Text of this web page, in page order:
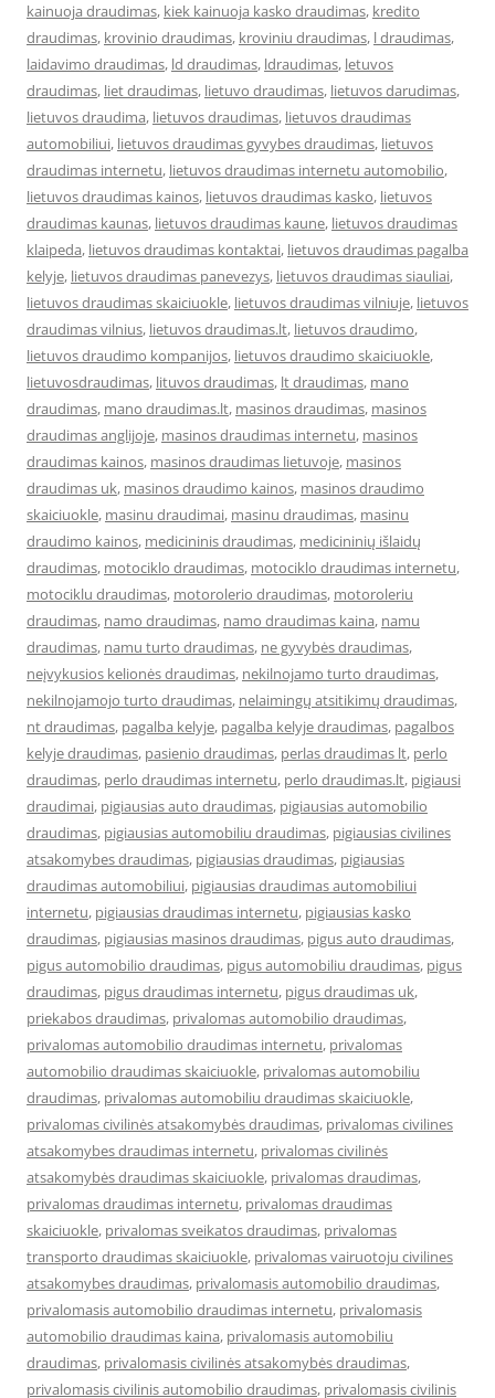
kainuoja draudimas, kiek kainuoja kasko draudimas, kredito
draudimas, krovinio draudimas, kroviniu draudimas, l draudimas,
laidavimo draudimas, ld draudimas, ldraudimas, letuvos
draudimas, liet draudimas, lietuvo draudimas, lietuvos darudimas,
lietuvos draudima, lietuvos draudimas, lietuvos draudimas
automobiliui, lietuvos draudimas gyvybes draudimas, lietuvos
draudimas internetu, lietuvos draudimas internetu automobilio,
lietuvos draudimas kainos, lietuvos draudimas kasko, lietuvos
draudimas kaunas, lietuvos draudimas kaune, lietuvos draudimas
klaipeda, lietuvos draudimas kontaktai, lietuvos draudimas pagalba
kelyje, lietuvos draudimas panevezys, lietuvos draudimas siauliai,
lietuvos draudimas skaiciuokle, lietuvos draudimas vilniuje, lietuvos
draudimas vilnius, lietuvos draudimas.lt, lietuvos draudimo,
lietuvos draudimo kompanijos, lietuvos draudimo skaiciuokle,
lietuvosdraudimas, lituvos draudimas, lt draudimas, mano
draudimas, mano draudimas.lt, masinos draudimas, masinos
draudimas anglijoje, masinos draudimas internetu, masinos
draudimas kainos, masinos draudimas lietuvoje, masinos
draudimas uk, masinos draudimo kainos, masinos draudimo
skaiciuokle, masinu draudimai, masinu draudimas, masinu
draudimo kainos, medicininis draudimas, medicininių išlaidų
draudimas, motociklo draudimas, motociklo draudimas internetu,
motociklu draudimas, motorolerio draudimas, motoroleriu
draudimas, namo draudimas, namo draudimas kaina, namu
draudimas, namu turto draudimas, ne gyvybės draudimas,
neįvykusios kelionės draudimas, nekilnojamo turto draudimas,
nekilnojamojo turto draudimas, nelaimingų atsitikimų draudimas,
nt draudimas, pagalba kelyje, pagalba kelyje draudimas, pagalbos
kelyje draudimas, pasienio draudimas, perlas draudimas lt, perlo
draudimas, perlo draudimas internetu, perlo draudimas.lt, pigiausi
draudimai, pigiausias auto draudimas, pigiausias automobilio
draudimas, pigiausias automobiliu draudimas, pigiausias civilines
atsakomybes draudimas, pigiausias draudimas, pigiausias
draudimas automobiliui, pigiausias draudimas automobiliui
internetu, pigiausias draudimas internetu, pigiausias kasko
draudimas, pigiausias masinos draudimas, pigus auto draudimas,
pigus automobilio draudimas, pigus automobiliu draudimas, pigus
draudimas, pigus draudimas internetu, pigus draudimas uk,
priekabos draudimas, privalomas automobilio draudimas,
privalomas automobilio draudimas internetu, privalomas
automobilio draudimas skaiciuokle, privalomas automobiliu
draudimas, privalomas automobiliu draudimas skaiciuokle,
privalomas civilinės atsakomybės draudimas, privalomas civilines
atsakomybes draudimas internetu, privalomas civilinės
atsakomybės draudimas skaiciuokle, privalomas draudimas,
privalomas draudimas internetu, privalomas draudimas
skaiciuokle, privalomas sveikatos draudimas, privalomas
transporto draudimas skaiciuokle, privalomas vairuotoju civilines
atsakomybes draudimas, privalomasis automobilio draudimas,
privalomasis automobilio draudimas internetu, privalomasis
automobilio draudimas kaina, privalomasis automobiliu
draudimas, privalomasis civilinės atsakomybės draudimas,
privalomasis civilinis automobilio draudimas, privalomasis civilinis